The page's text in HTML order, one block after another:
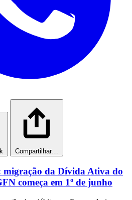
Compartilhar…
da Dívida Ativa do
começa em 1º de junho